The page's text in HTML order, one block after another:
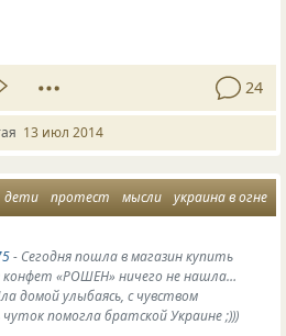
24
13 июл 2014
дети протест мысли украина в огне
- Сегодня пошла в магазин купить
конфет «РОШЕН» ничего не нашла…
домой улыбаясь, с чувством
помогла братской Украине ;)))